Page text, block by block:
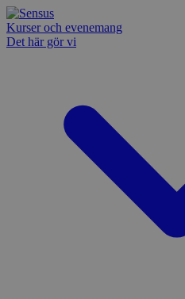
Kurser och evenemang
Det här gör vi